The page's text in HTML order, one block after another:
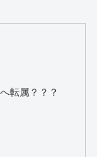
転属？？？